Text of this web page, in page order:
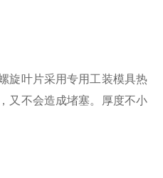
旋叶片采用专用工装模具热
又不会造成堵塞。厚度不小